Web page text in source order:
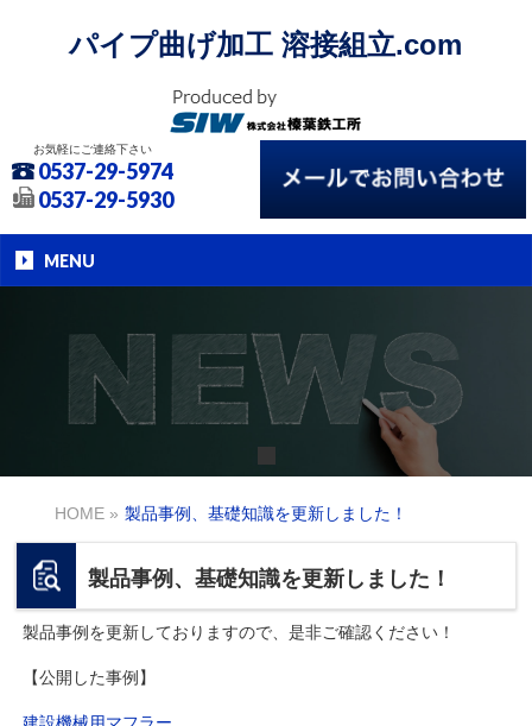
パイプ曲げ加工 溶接組立.com
お気軽にご連絡下さい
0537-29-5974
0537-29-5930
MENU
HOME » 製品事例、基礎知識を更新しました！
製品事例、基礎知識を更新しました！
製品事例を更新しておりますので、是非ご確認ください！
【公開した事例】